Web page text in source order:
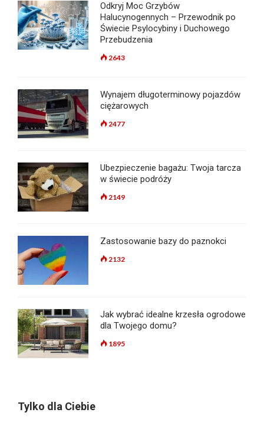
Odkryj Moc Grzybów
Halucynogennych – Przewodnik po
Świecie Psylocybiny i Duchowego
Przebudzenia
2643
Wynajem długoterminowy pojazdów
ciężarowych
2477
Ubezpieczenie bagażu: Twoja tarcza
w świecie podróży
2149
Zastosowanie bazy do paznokci
2132
Jak wybrać idealne krzesła ogrodowe
dla Twojego domu?
1895
Tylko dla Ciebie